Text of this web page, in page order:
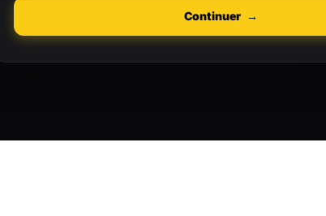
Continuer →